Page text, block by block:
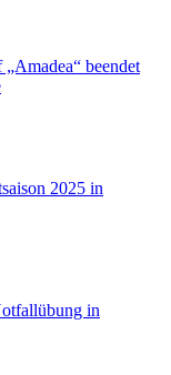
beendet
2025 in
in